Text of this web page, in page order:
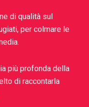
di qualità sul
per colmare le
più profonda della
di raccontarla